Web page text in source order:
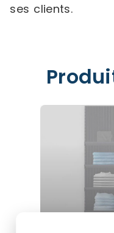
ses clients.